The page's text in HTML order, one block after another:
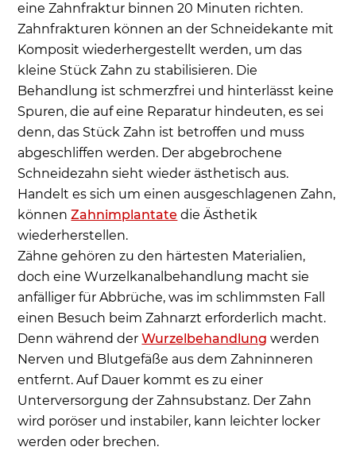
eine Zahnfraktur binnen 20 Minuten richten.
Zahnfrakturen können an der Schneidekante mit
Komposit wiederhergestellt werden, um das
kleine Stück Zahn zu stabilisieren. Die
Behandlung ist schmerzfrei und hinterlässt keine
Spuren, die auf eine Reparatur hindeuten, es sei
denn, das Stück Zahn ist betroffen und muss
abgeschliffen werden. Der abgebrochene
Schneidezahn sieht wieder ästhetisch aus.
Handelt es sich um einen ausgeschlagenen Zahn,
könnenZahnimplantate die Ästhetik
wiederherstellen.
Zähne gehören zu den härtesten Materialien,
doch eine Wurzelkanalbehandlung macht sie
anfälliger für Abbrüche, was im schlimmsten Fall
einen Besuch beim Zahnarzt erforderlich macht.
Denn während derWurzelbehandlung werden
Nerven und Blutgefäße aus dem Zahninneren
entfernt. Auf Dauer kommt es zu einer
Unterversorgung der Zahnsubstanz. Der Zahn
wird poröser und instabiler, kann leichter locker
werden oder brechen.